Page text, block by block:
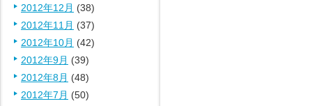
2012年12月 (38)
2012年11月 (37)
2012年10月 (42)
2012年9月 (39)
2012年8月 (48)
2012年7月 (50)